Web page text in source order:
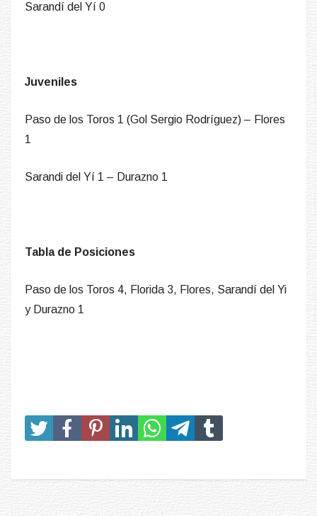
Sarandí del Yí 0
Juveniles
Paso de los Toros 1 (Gol Sergio Rodríguez) – Flores
1
Sarandi del Yí 1 – Durazno 1
Tabla de Posiciones
Paso de los Toros 4, Florida 3, Flores, Sarandí del Yi
y Durazno 1